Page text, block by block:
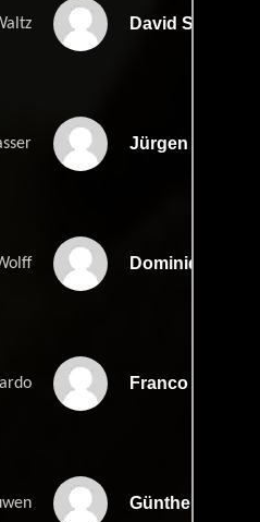
David Suchet
Jürgen
Dominique
Franco Nero
Günther Maria